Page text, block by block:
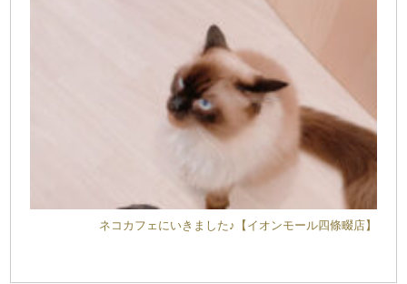
ネコカフェにいきました♪【イオンモール四條畷店】